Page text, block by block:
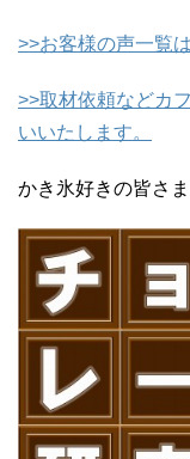
>>お客様の声一覧
>>取材依頼などカ
いいたします。
かき氷好きの皆さ